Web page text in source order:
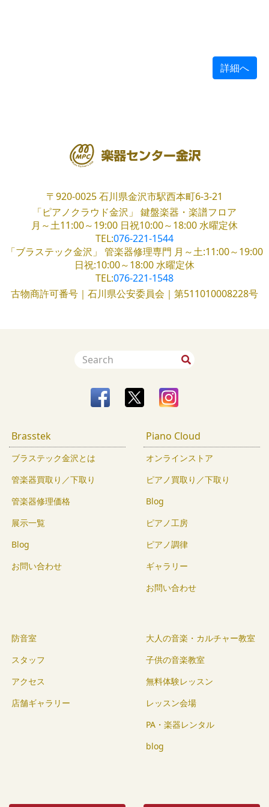
詳細へ
〒920-0025石川県金沢市駅西本町6-3-21
「ピアノクラウド金沢」 鍵盤楽器・楽譜フロア
月～土11:00～19:00 日祝10:00～18:00水曜定休
TEL:076-221-1544
「ブラステック金沢」 管楽器修理専門 月～土:11:00～19:00
日祝:10:00～18:00水曜定休
TEL:076-221-1548
古物商許可番号｜石川県公安委員会｜第511010008228号
Brasstek
ブラステック金沢とは
管楽器買取り／下取り
管楽器修理価格
展示一覧
Blog
お問い合わせ
Piano Cloud
オンラインストア
ピアノ買取り／下取り
Blog
ピアノ工房
ピアノ調律
ギャラリー
お問い合わせ
防音室
スタッフ
アクセス
店舗ギャラリー
大人の音楽・カルチャー教室
子供の音楽教室
無料体験レッスン
レッスン会場
PA・楽器レンタル
blog